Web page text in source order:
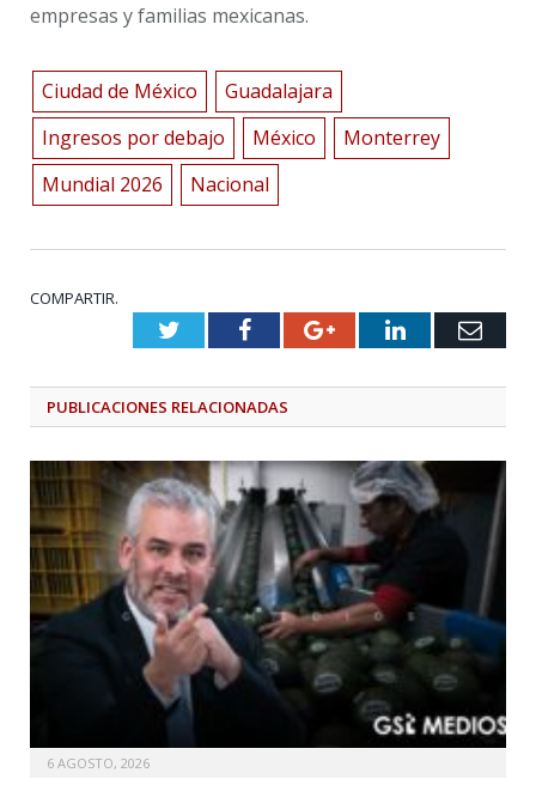
empresas y familias mexicanas.
Ciudad de México
Guadalajara
Ingresos por debajo
México
Monterrey
Mundial 2026
Nacional
COMPARTIR.
TwitterFacebookGoogle+LinkedIn
PUBLICACIONES RELACIONADAS
6 AGOSTO, 2026